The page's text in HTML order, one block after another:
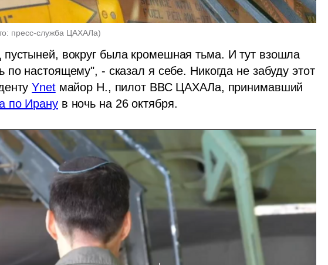
пресс-служба ЦАХАЛа)
вокруг была кромешная тьма. И тут взошла
по настоящему", - сказал я себе. Никогда не забуду этот
Ynet майор Н., пилот ВВС ЦАХАЛа, принимавший
по Ирану в ночь на 26 октября.